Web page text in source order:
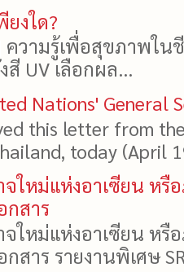
งใด?
วามรู้เพื่อสุขภาพใน
สี UV เลือกผล...
Nations' General
this letter from
today (April
จใหม่แห่งอาเซียน ห
กสาร
จใหม่แห่งอาเซียน ห
สาร รายงานพิเศษ